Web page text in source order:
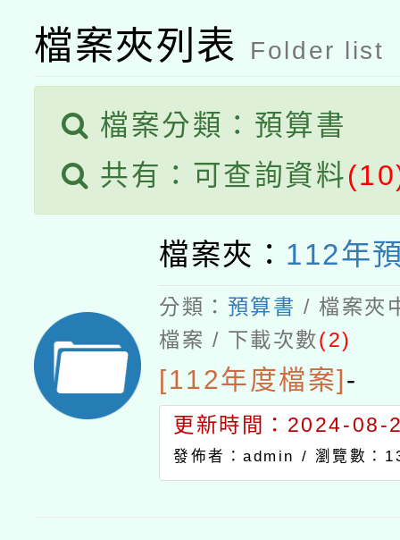
檔案夾列表 Folder list
檔案分類：預算書
共有：可查詢資料
檔案夾： 112年
分類： 預算書 / 檔案夾
檔案 / 下載次數(2)
[112年度檔案]-
更新時間：2024-08-
發佈者：admin / 瀏覽數：